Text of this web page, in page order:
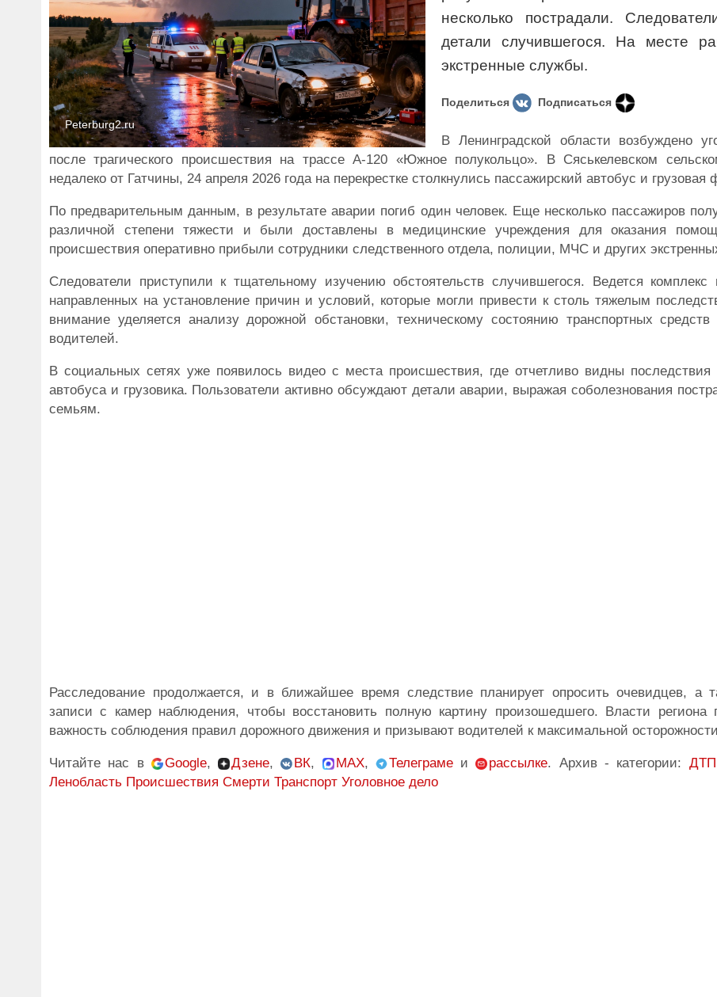
Peterburg2.ru
несколько пострадали.
детали случившегося. На месте
экстренные службы.
Поделиться Подписаться
В Ленинградской области возбуждено
после трагического происшествия на трассе А-120 «Южное полукольцо». В Сяськелевском
недалеко от Гатчины, 24 апреля 2026 года на перекрестке столкнулись пассажирский автобус и грузовая
По предварительным данным, в результате аварии погиб один человек. Еще несколько пассажиров
различной степени тяжести и были доставлены в медицинские учреждения для оказания
происшествия оперативно прибыли сотрудники следственного отдела, полиции, МЧС и других
Следователи приступили к тщательному изучению обстоятельств случившегося. Ведется комплекс
направленных на установление причин и условий, которые могли привести к столь тяжелым
внимание уделяется анализу дорожной обстановки, техническому состоянию транспортных
водителей.
В социальных сетях уже появилось видео с места происшествия, где отчетливо видны последствия
автобуса и грузовика. Пользователи активно обсуждают детали аварии, выражая соболезнования
семьям.
Расследование продолжается, и в ближайшее время следствие планирует опросить очевидцев, а
записи с камер наблюдения, чтобы восстановить полную картину произошедшего. Власти региона
важность соблюдения правил дорожного движения и призывают водителей к максимальной
Читайте нас в Google, Дзене, ВК, MAX, Телеграмеи рассылке. Архив - категории: ДТП
Ленобласть Происшествия Смерти Транспорт Уголовное дело